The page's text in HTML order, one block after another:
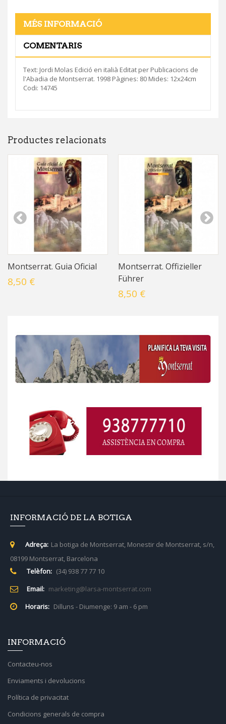
MÉS INFORMACIÓ
COMENTARIS
Text: Jordi Molas Edició en italià Editat per Publicacions de
l'Abadia de Montserrat. 1998 Pàgines: 80 Mides: 12x24cm
Codi: 14745
Productes relacionats
Montserrat. Guia Oficial
8,50 €
Montserrat. Offizieller
Führer
8,50 €
INFORMACIÓ DE LA BOTIGA
Adreça: La botiga de Montserrat, Monestir de Montserrat, s/n,
08199 Montserrat, Barcelona
Telèfon: (34) 938 77 77 10
Email: marketing@larsa-montserrat.com
Horaris: Dilluns - Diumenge: 9 am - 6 pm
INFORMACIÓ
Contacteu-nos
Enviaments i devolucions
Política de privacitat
Condicions generals de compra